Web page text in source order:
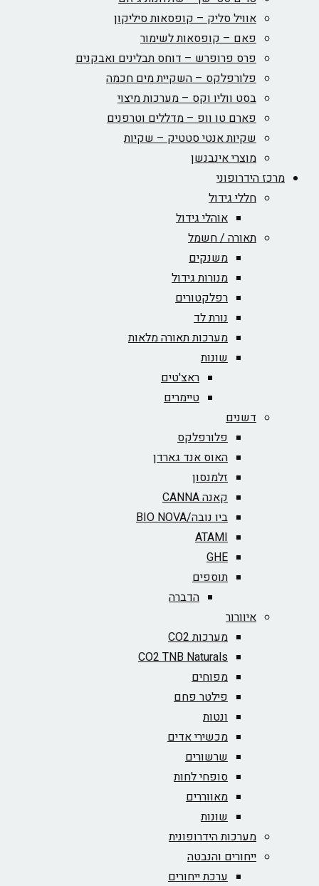
אוויל סליק – קופסאות סיליקון
פאם – קופסאות לשימור
פרס פרופרש – דוחס תבלינים ואבקנים
פלורפלקס – השקיית מים חכמה
בסט ווליו וקס – מערכות מיצוי
פארם טו וופ – מדללים וטרפנים
שקיות אנטי סטטיק – שקיות
מוצרי אינבנשן
מרכז הידרופוני
חללי גידול
אוהלי גידול
תאורה / חשמל
משנקים
מנורות גידול
רפלקטורים
נורת לד
מערכות תאורה מלאות
שונות
ראצ'טים
טיימרים
דשנים
פלורפלקס
האוס אנד גארדן
זלמנסון
קאנה CANNA
ביו נובה/BIO NOVA‏
ATAMI
GHE
תוספים
הדברה
איוורור
מערכות CO2
CO2 TNB Naturals
מפוחים
פילטר פחם
ונטות
מכשירי אדים
שרשורים
סופחי לחות
מאווררים
שונות
מערכות הידרופונית
ייחורים והנבטה
ערכת ייחורים